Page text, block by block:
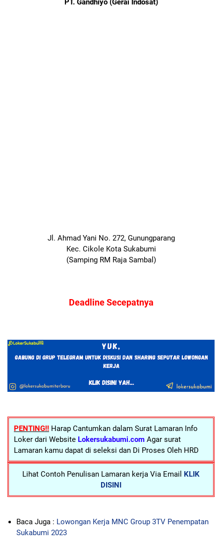
Jl. Ahmad Yani No. 272, Gunungparang
Kec. Cikole Kota Sukabumi
(Samping RM Raja Sambal)
Deadline Secepatnya
PENTING!! Harap Cantumkan dalam Surat Lamaran Info
Loker dari Website Lokersukabumi.com Agar surat
Lamaran kamu dapat di seleksi dan Di Proses Oleh HRD
Lihat Contoh Penulisan Lamaran kerja Via Email KLIK
DISINI
Baca Juga : Lowongan Kerja MNC Group 3TV Penempatan
Sukabumi 2023